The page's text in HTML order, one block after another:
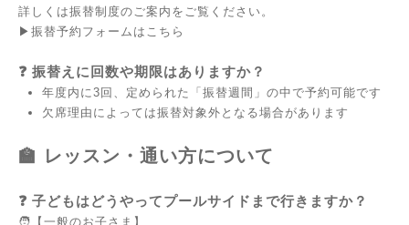
詳しくは振替制度のご案内 をご覧ください。
▶︎ 振替予約フォームはこちら
❓ 振替えに回数や期限はありますか？
年度内に3回、定められた「振替週間」の中で予約可能です
欠席理由によっては振替対象外となる場合があります
🏫 レッスン・通い方について
❓ 子どもはどうやってプールサイドまで行きますか？
🧑【一般のお子さま】